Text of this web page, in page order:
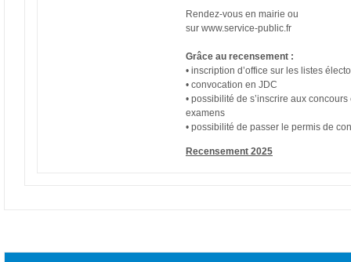
Rendez-vous en mairie ou
sur www.service-public.fr
Grâce au recensement :
• inscription d’office sur les listes
• convocation en JDC
• possibilité de s’inscrire aux concours
examens
• possibilité de passer le permis de
Recensement 2025